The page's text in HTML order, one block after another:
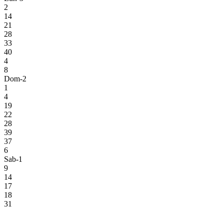
2
14
21
28
33
40
4
8
Dom-2
1
4
19
22
28
39
37
6
Sab-1
9
14
17
18
31